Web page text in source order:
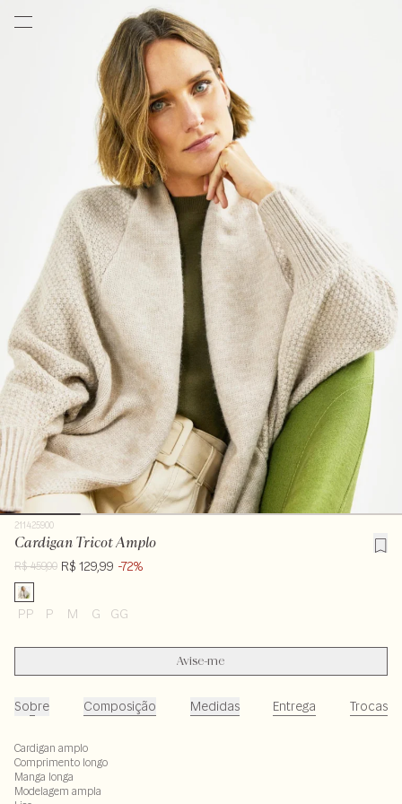
211425900
Cardigan Tricot Amplo
R$ 459,00 R$ 129,99 -72%
PP P M G GG
Avise-me
Sobre Composição Medidas Entrega Trocas
Cardigan amplo
Comprimento longo
Manga longa
Modelagem ampla